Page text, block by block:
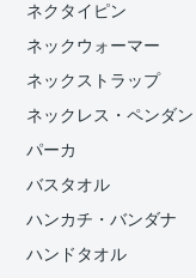
ネクタイピン
ネックウォーマー
ネックストラップ
ネックレス・ペンダン
パーカ
バスタオル
ハンカチ・バンダナ
ハンドタオル